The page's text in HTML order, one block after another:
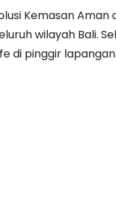
Kemasan
wilayah Bali.
di pinggir